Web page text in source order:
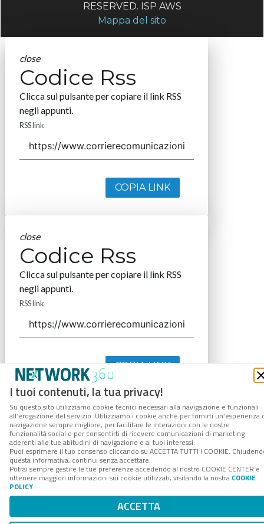
I tuoi contenuti, la tua privacy!
Su questo sito utilizziamo cookie tecnici necessari alla navigazione e funzionali
all’erogazione del servizio. Utilizziamo i cookie anche per fornirti un’esperienza
navigazione sempre migliore, per facilitare le interazioni con le nostre
funzionalità social e per consentirti di ricevere comunicazioni di marketing
aderenti alle tue abitudini di navigazione e ai tuoi interessi.
Puoi esprimere il tuo consenso cliccando su ACCETTA TUTTI I COOKIE.
questa informativa, continui senza accettare.
Potrai sempre gestire le tue preferenze accedendo al nostro COOKIE CENTER e
ottenere maggiori informazioni sui cookie utilizzati, visitando la nostra COOKIE
POLICY.
ACCETTA
RESERVED. ISP AWS
Mappa del sito
close
Codice Rss
Clicca sul pulsante per copiare il link RSS
negli appunti.
RSS link
COPIA LINK
close
Codice Rss
Clicca sul pulsante per copiare il link RSS
negli appunti.
RSS link
COPIA LINK